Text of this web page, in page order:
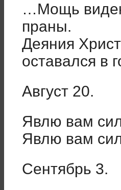
…Мощь
праны.
Деяния
оставался в
Август 20.
Явлю вам
Явлю вам
Сентябрь 3.